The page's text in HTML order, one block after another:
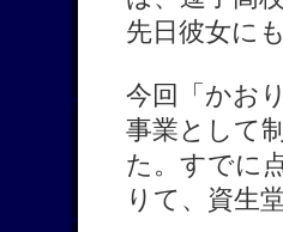
先日彼女に
今回「かお
事業として
た。すでに
りて、資生